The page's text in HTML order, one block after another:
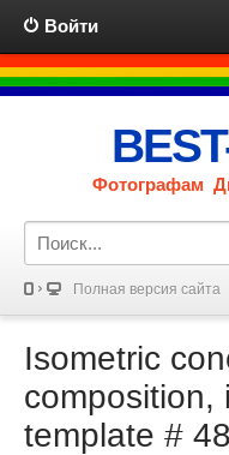
Войти
Фотографам
Полная версия сайта
Isometric
composition,
template # 48